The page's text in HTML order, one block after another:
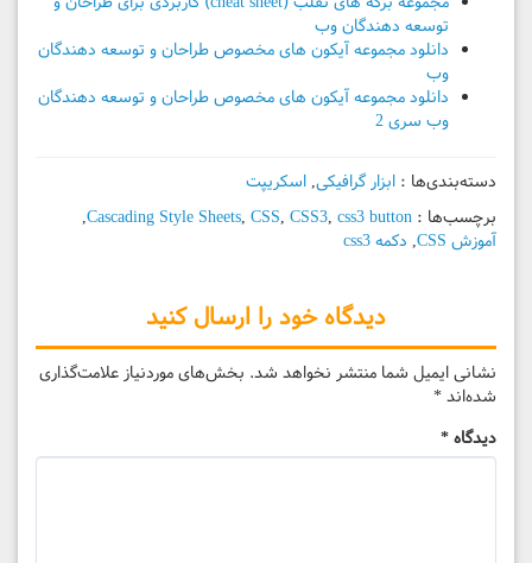
توسعه دهندگان وب
دانلود مجموعه آیکون های مخصوص طراحان و توسعه دهندگان
وب
دانلود مجموعه آیکون های مخصوص طراحان و توسعه دهندگان
وب سری 2
دسته‌بندی‌ها : ابزار گرافیکی, اسکریپت
برچسب‌ها :
Cascading Style Sheets, CSS, CSS3, css3 button
,
آموزش CSS
, دکمه css3
دیدگاه خود را ارسال کنید
نشانی ایمیل شما منتشر نخواهد شد. بخش‌های موردنیاز علامت‌گذاری
شده‌اند *
دیدگاه *